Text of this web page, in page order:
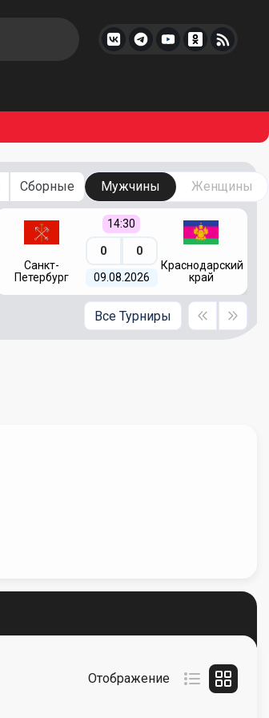
Сборные Мужчины Женщины
Санкт-
Петербург
14:30
0 0
09.08.2026
Краснодарский
край
Все Турниры
Отображение